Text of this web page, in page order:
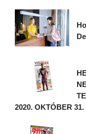
2020. OKTÓBER 31.